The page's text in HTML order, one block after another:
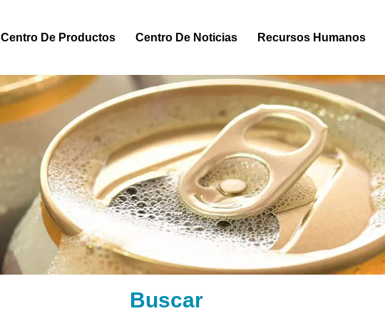
Centro De Productos Centro De Noticias Recursos Humanos
Buscar